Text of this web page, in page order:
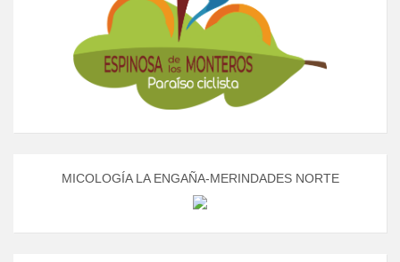
MICOLOGÍA LA ENGAÑA-MERINDADES NORTE